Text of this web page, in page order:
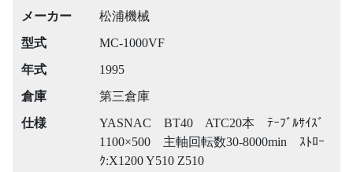
メーカー
松浦機械
型式
MC-1000VF
年式
1995
倉庫
第三倉庫
仕様
YASNAC BT40 ATC20本 ﾃｰﾌﾞﾙｻｲｽﾞ
1100×500 主軸回転数30-8000min ｽﾄﾛｰ
ｸ:X1200 Y510 Z510